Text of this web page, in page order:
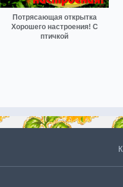
Потрясающая открытка
Хорошего настроения! С
птичкой